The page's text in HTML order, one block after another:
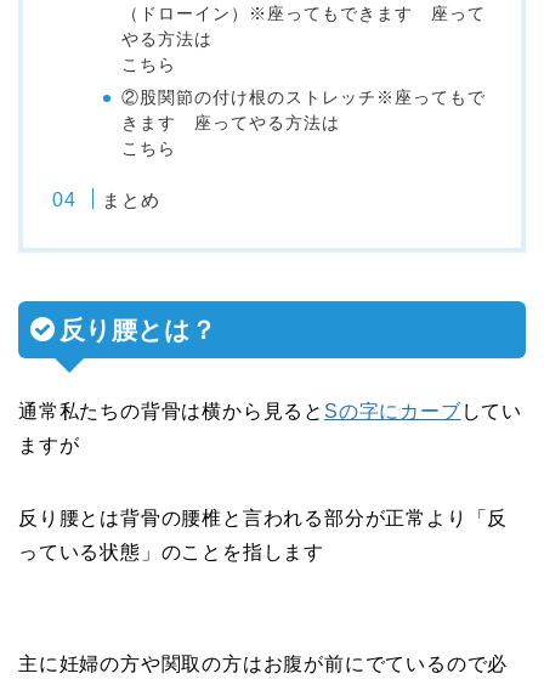
（ドローイン）※座ってもできます 座って
やる方法は
こちら
②股関節の付け根のストレッチ※座ってもで
きます 座ってやる方法は
こちら
まとめ
反り腰とは？
通常私たちの背骨は横から見ると Sの字にカーブ してい
ますが
反り腰とは背骨の腰椎と言われる部分が正常より「反
っている状態」のことを指します
主に妊婦の方や関取の方はお腹が前にでているので必